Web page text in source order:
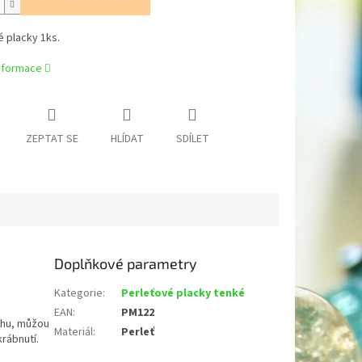
placky 1ks.
ZEPTAT SE HLÍDAT SDÍLET
můžou
Doplňkové parametry
Kategorie:
Perleťové placky tenké
EAN:
PM122
Materiál: Perleť